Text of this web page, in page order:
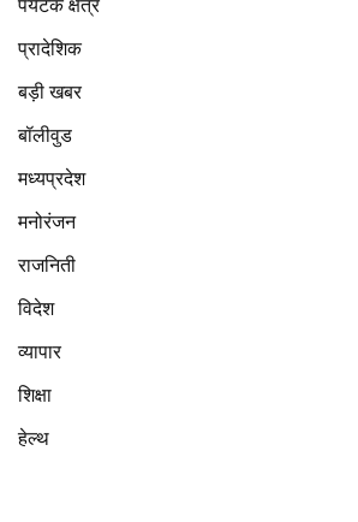
पर्यटक क्षेत्र
प्रादेशिक
बड़ी खबर
बॉलीवुड
मध्यप्रदेश
मनोरंजन
राजनिती
विदेश
व्यापार
शिक्षा
हेल्थ